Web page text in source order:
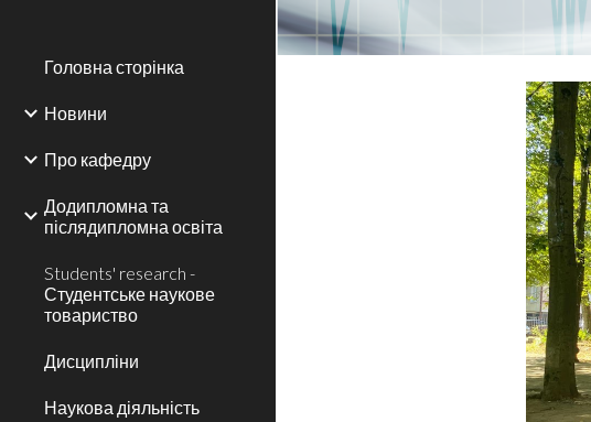
Головна сторінка
Новини
Про кафедру
Додипломна та
післядипломна освіта
Students' research -
Студентське наукове
товариство
Дисципліни
Наукова діяльність